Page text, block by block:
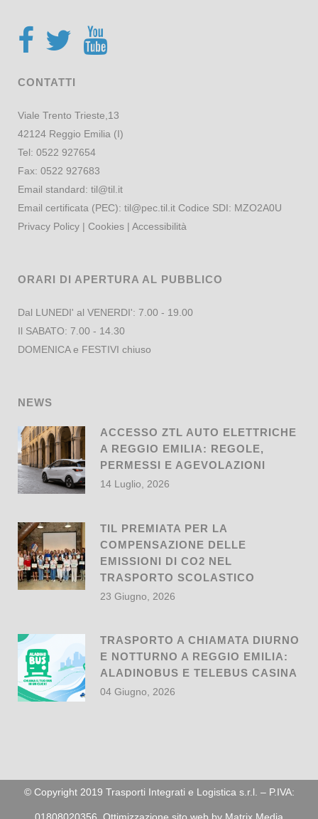
CONTATTI
Viale Trento Trieste,13
42124 Reggio Emilia (I)
Tel: 0522 927654
Fax: 0522 927683
Email standard: til@til.it
Email certificata (PEC): til@pec.til.it Codice SDI: MZO2A0U
Privacy Policy | Cookies | Accessibilità
ORARI DI APERTURA AL PUBBLICO
Dal LUNEDI' al VENERDI': 7.00 - 19.00
Il SABATO: 7.00 - 14.30
DOMENICA e FESTIVI chiuso
NEWS
ACCESSO ZTL AUTO ELETTRICHE
A REGGIO EMILIA: REGOLE,
PERMESSI E AGEVOLAZIONI
14 Luglio, 2026
TIL PREMIATA PER LA
COMPENSAZIONE DELLE
EMISSIONI DI CO2 NEL
TRASPORTO SCOLASTICO
23 Giugno, 2026
TRASPORTO A CHIAMATA DIURNO
E NOTTURNO A REGGIO EMILIA:
ALADINOBUS E TELEBUS CASINA
04 Giugno, 2026
© Copyright 2019 Trasporti Integrati e Logistica s.r.l. – P.IVA: